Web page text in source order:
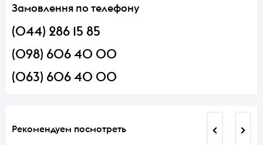
Замовлення по телефону
(044) 286 15 85
(098) 606 40 00
(063) 606 40 00
Рекомендуем посмотреть